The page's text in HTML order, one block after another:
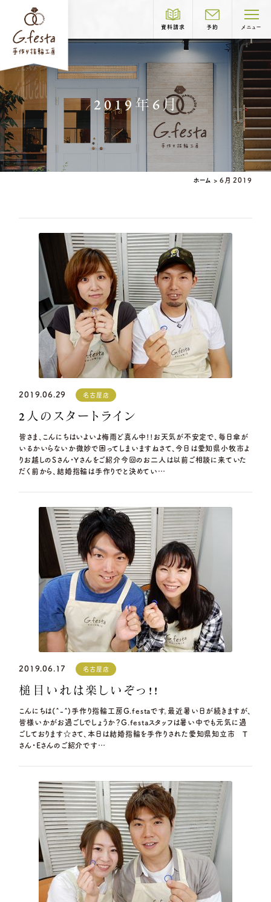
資料請求 予約 メニュー
G.festaについて
制作コース紹介
COURSE
結婚指輪 婚約指輪
ベビーリング 結婚記念日リング
ペアリングはこちら
デザイン事例
よくある質問
お店を探す
資料請求
ブログ・新着情報
2019年6月
ホーム >6月 2019
2019.06.29 名古屋店
2人のスタートライン
皆さま、こんにちはいよいよ梅雨ど真ん中!!お天気が不安定で、毎日傘が
いるかいらないか微妙で困ってしまいますねさて、今日は愛知県小牧市よ
りお越しのSさん・Yさんをご紹介今回のお二人は以前ご相談に来ていた
だく前から、結婚指輪は手作りでと決めてい…
2019.06.17 名古屋店
槌目いれは楽しいぞっ!!
こんにちは(^-^)手作り指輪工房G.festaです。最近暑い日が続きますが、
皆様いかがお過ごしでしょうか？G.festaスタッフは暑い中でも元気に過
ごしております☆さて、本日は結婚指輪を手作りされた愛知県知立市 T
さん・Eさんのご紹介です…
名古屋店 TEL.052-261-6676
営業時間 10:00〜18:30
定休日
第2・第4火曜日・毎週水曜日
※祝日の場合は営業
岡崎店 TEL.0564-74-8033
営業時間 10:00〜18:30
定休日
火曜日・水曜日
※祝日の場合は営業
三重店
営業時間 10:00〜18:30
※祝日の場合は営業
浜松店 TEL.053-455-2177